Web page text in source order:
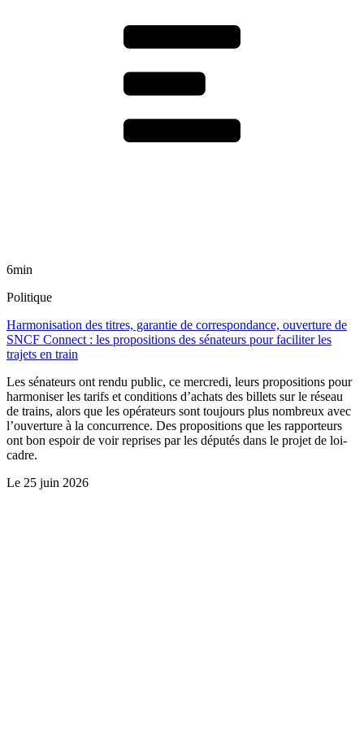
6min
Politique
Harmonisation des titres, garantie de correspondance, ouverture de
SNCF Connect : les propositions des sénateurs pour faciliter les
trajets en train
Les sénateurs ont rendu public, ce mercredi, leurs propositions pour
harmoniser les tarifs et conditions d’achats des billets sur le réseau
de trains, alors que les opérateurs sont toujours plus nombreux avec
l’ouverture à la concurrence. Des propositions que les rapporteurs
ont bon espoir de voir reprises par les députés dans le projet de loi-
cadre.
Le 25 juin 2026